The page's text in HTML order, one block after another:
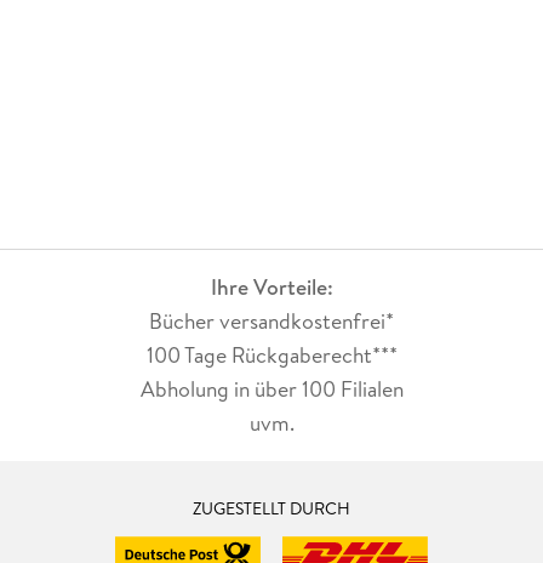
Ihre Vorteile:
Bücher versandkostenfrei*
100 Tage Rückgaberecht***
Abholung in über 100 Filialen
uvm.
ZUGESTELLT DURCH